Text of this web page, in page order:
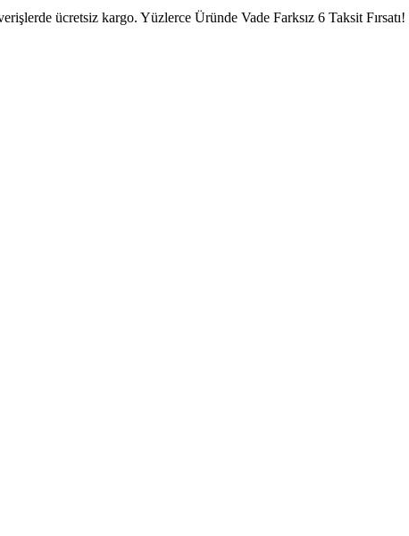
ücretsiz kargo. Yüzlerce Üründe Vade Farksız 6 Taksit Fırsatı!